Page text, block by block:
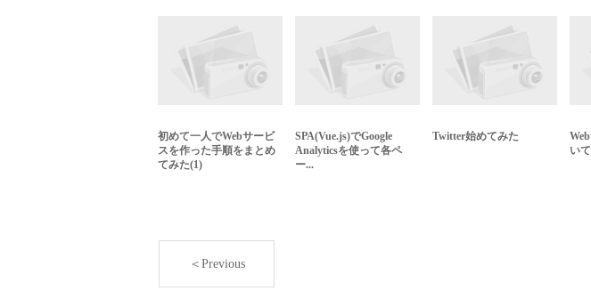
初めて一人でWebサービ
スを作った手順をまとめ
てみた(1)
SPA(Vue.js)でGoogle
Analyticsを使って各ペ
ー...
Twitter始めてみた
い
＜Previous